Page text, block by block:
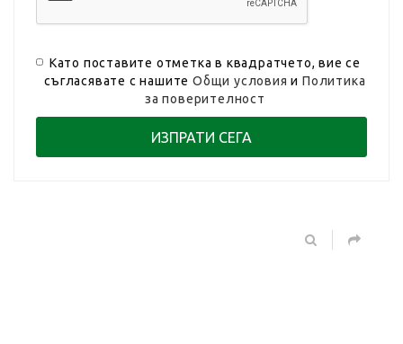
Като поставите отметка в квадратчето, вие се
съгласявате с нашитеОбщи условия иПолитика
за поверителност